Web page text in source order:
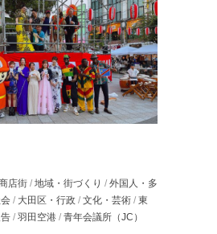
店街 / 地域・街づくり / 外国人・多
/ 大田区・行政 / 文化・芸術 / 東
/ 羽田空港 / 青年会議所（JC）